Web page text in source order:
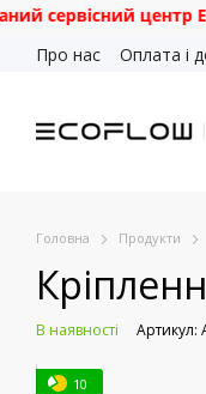
Перейти доцентр
Про нас
Оплата і
Головна Продукти
В наявності Артикул:
10